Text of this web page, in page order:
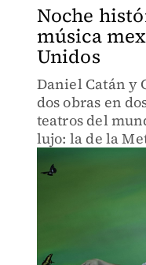
Noche
música
Unidos
Daniel Catán y
dos obras en
teatros del
lujo: la de la
y la
dirigida por